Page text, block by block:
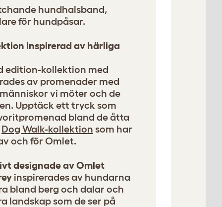
hundhalsband,
för hundpåsar.
inspirerad av härliga
edition-kollektion med
av promenader med
vi möter och de
Upptäck ett tryck som
bland de åtta
Dog Walk-kollektion som har
och för Omlet.
designade av Omlet
inspirerades av hundarna
bland berg och dalar och
landskap som de ser på